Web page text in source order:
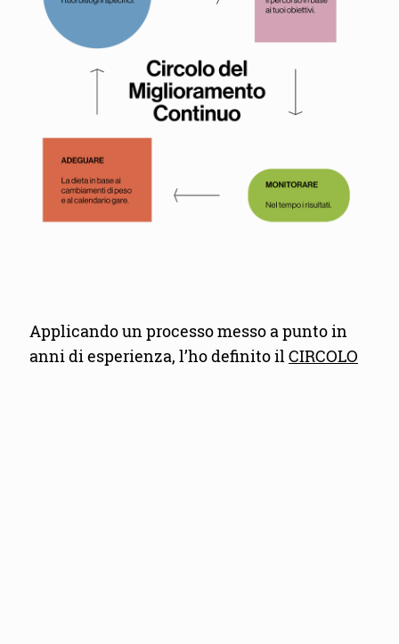
Applicando un processo messo a punto in
anni di esperienza, l’ho definito ilCIRCOLO